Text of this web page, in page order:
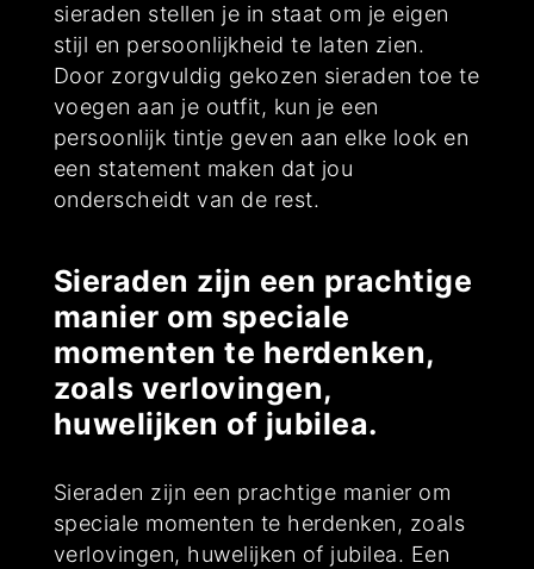
sieraden stellen je in staat om je eigen
stijl en persoonlijkheid te laten zien.
Door zorgvuldig gekozen sieraden toe te
voegen aan je outfit, kun je een
persoonlijk tintje geven aan elke look en
een statement maken dat jou
onderscheidt van de rest.
Sieraden zijn een prachtige
manier om speciale
momenten te herdenken,
zoals verlovingen,
huwelijken of jubilea.
Sieraden zijn een prachtige manier om
speciale momenten te herdenken, zoals
verlovingen, huwelijken of jubilea. Een